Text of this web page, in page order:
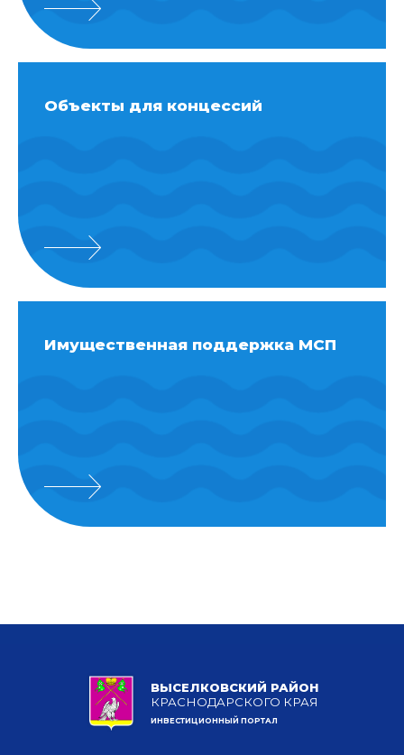
Объекты для концессий
Имущественная поддержка МСП
ВЫСЕЛКОВСКИЙ РАЙОН
КРАСНОДАРСКОГО КРАЯ
ИНВЕСТИЦИОННЫЙ ПОРТАЛ